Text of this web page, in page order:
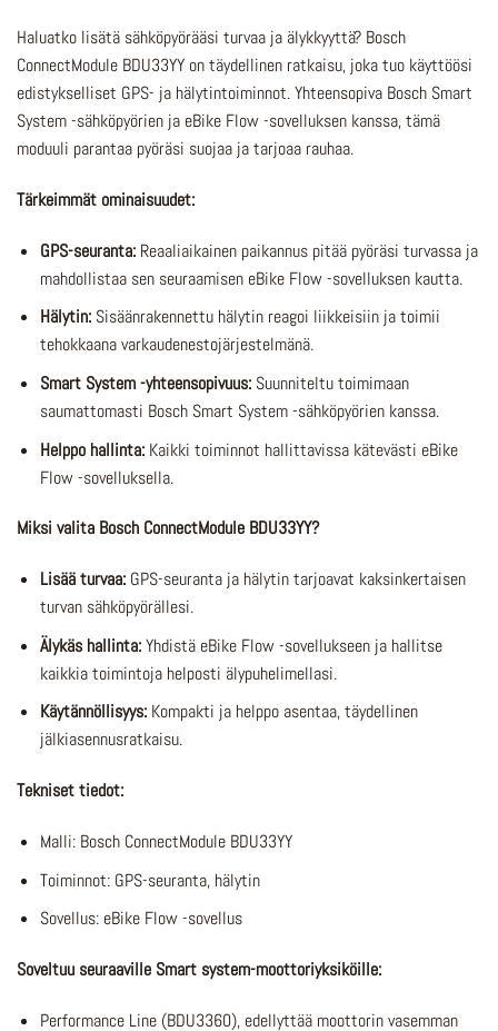
Haluatko lisätä sähköpyörääsi turvaa ja älykkyyttä? Bosch
ConnectModule BDU33YY on täydellinen ratkaisu, joka tuo käyttöösi
edistykselliset GPS- ja hälytintoiminnot. Yhteensopiva Bosch Smart
System -sähköpyörien ja eBike Flow -sovelluksen kanssa, tämä
moduuli parantaa pyöräsi suojaa ja tarjoaa rauhaa.
Tärkeimmät ominaisuudet:
GPS-seuranta:Reaaliaikainen paikannus pitää pyöräsi turvassa ja
mahdollistaa sen seuraamisen eBike Flow -sovelluksen kautta.
Hälytin:Sisäänrakennettu hälytin reagoi liikkeisiin ja toimii
tehokkaana varkaudenestojärjestelmänä.
Smart System -yhteensopivuus:Suunniteltu toimimaan
saumattomasti Bosch Smart System -sähköpyörien kanssa.
Helppo hallinta:Kaikki toiminnot hallittavissa kätevästi eBike
Flow -sovelluksella.
Miksi valita Bosch ConnectModule BDU33YY?
Lisää turvaa:GPS-seuranta ja hälytin tarjoavat kaksinkertaisen
turvan sähköpyörällesi.
Älykäs hallinta:Yhdistä eBike Flow -sovellukseen ja hallitse
kaikkia toimintoja helposti älypuhelimellasi.
Käytännöllisyys:Kompakti ja helppo asentaa, täydellinen
jälkiasennusratkaisu.
Tekniset tiedot:
Malli: Bosch ConnectModule BDU33YY
Toiminnot: GPS-seuranta, hälytin
Sovellus: eBike Flow -sovellus
Soveltuu seuraaville Smart system-moottoriyksiköille:
Performance Line (BDU3360), edellyttää moottorin vasemman